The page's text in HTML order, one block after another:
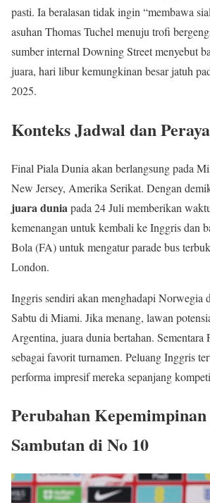
pasti. Ia beralasan tidak ingin “membawa
asuhan Thomas Tuchel menuju trofi
sumber internal Downing Street menyebut
juara, hari libur kemungkinan besar jatuh
2025.
Konteks Jadwal dan
Final Piala Dunia akan berlangsung pada
New Jersey, Amerika Serikat. Dengan
juara dunia pada 24 Juli memberikan
kemenangan untuk kembali ke Inggris dan
Bola (FA) untuk mengatur parade bus
London.
Inggris sendiri akan menghadapi Norwegia
Sabtu di Miami. Jika menang, lawan
Argentina, juara dunia bertahan. Sementara
sebagai favorit turnamen. Peluang Inggris
performa impresif mereka sepanjang
Perubahan
Sambutan di No 10